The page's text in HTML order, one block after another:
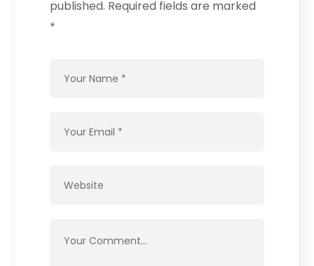
published. Required fields are marked
*